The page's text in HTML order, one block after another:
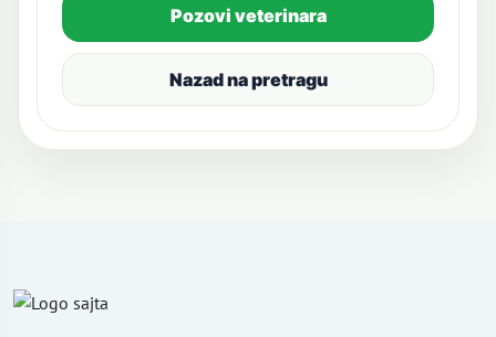
Pozovi veterinara
Nazad na pretragu